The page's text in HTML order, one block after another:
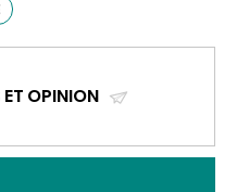
ET OPINION